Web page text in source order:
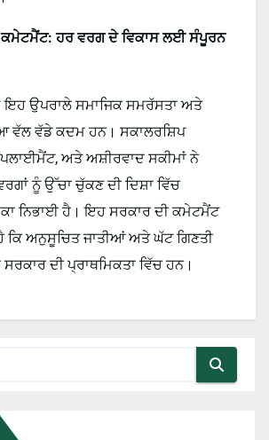
ਕਮੇਟਮੈਂਟ: ਹਰ ਵਰਗ ਦੇ ਵਿਕਾਸ ਲਈ ਸੰਪੂਰਨ
ਇਹ ਉਪਰਾਲੇ ਸਮਾਜਿਕ ਸਮਰੱਸਤਾ ਅਤੇ
ਵੱਲ ਵੱਡੇ ਕਦਮ ਹਨ। ਸਕਾਲਰਸ਼ਿਪ
ਅਤੇ ਅਸ਼ੀਰਵਾਦ ਸਕੀਮਾਂ ਨੇ
ਨੂੰ ਉੱਚਾ ਚੁੱਕਣ ਦੀ ਦਿਸ਼ਾ ਵਿੱਚ
ਨਿਭਾਈ ਹੈ। ਇਹ ਸਰਕਾਰ ਦੀ ਕਮੇਟਮੈਂਟ
ਕਿ ਅਨੁਸੂਚਿਤ ਜਾਤੀਆਂ ਅਤੇ ਘੱਟ ਗਿਣਤੀ
ਦੀ ਪ੍ਰਾਥਮਿਕਤਾ ਵਿੱਚ ਹਨ।